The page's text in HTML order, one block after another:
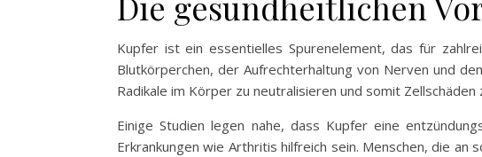
Kupfer ist ein essentielles Spurenelement, das für
Blutkörperchen, der Aufrechterhaltung von Nerven und
Radikale im Körper zu neutralisieren und somit Zellschäden
Einige Studien legen nahe, dass Kupfer eine
Erkrankungen wie Arthritis hilfreich sein. Menschen, die